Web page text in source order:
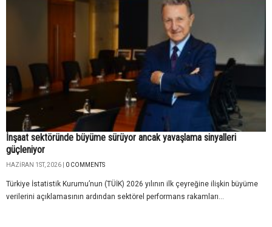
İnşaat sektöründe büyüme sürüyor ancak yavaşlama sinyalleri
güçleniyor
HAZIRAN 1ST, 2026 | 0 COMMENTS
Türkiye İstatistik Kurumu’nun (TÜİK) 2026 yılının ilk çeyreğine ilişkin büyüme
verilerini açıklamasının ardından sektörel performans rakamları...